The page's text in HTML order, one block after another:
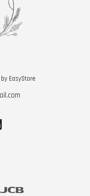
by EasyStore
American